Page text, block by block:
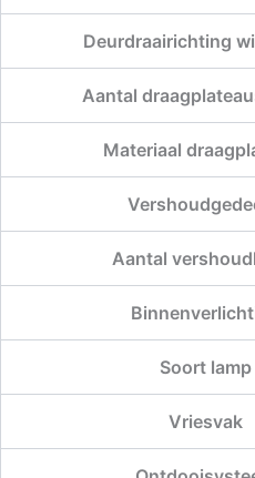
Deurdraairichting
Aantal
Materiaal
Aantal
Soort lamp
Vriesvak